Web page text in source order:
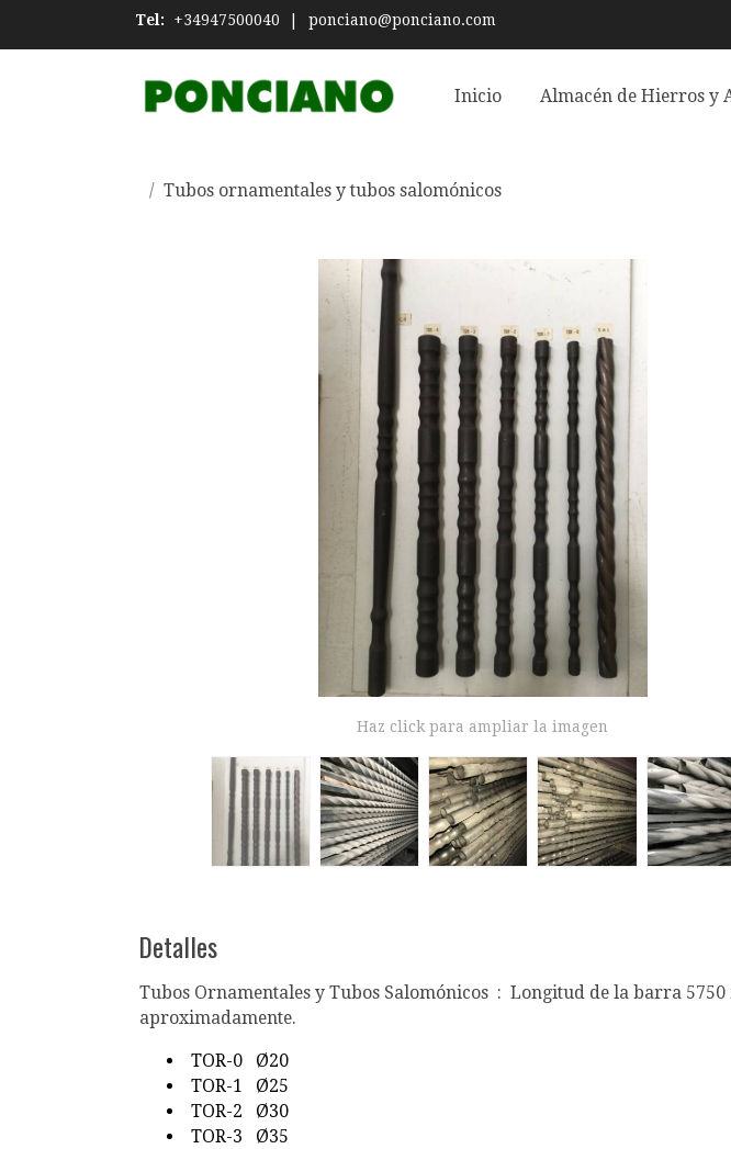
Tel: +34947500040 ponciano@ponciano.com
Inicio Almacén de Hierros y
Tubos ornamentales y tubos salomónicos
Haz click para ampliar la imagen
Detalles
Tubos Ornamentales y Tubos Salomónicos : Longitud de la barra 5750
aproximadamente.
TOR-0 Ø20
TOR-1 Ø25
TOR-2 Ø30
TOR-3 Ø35